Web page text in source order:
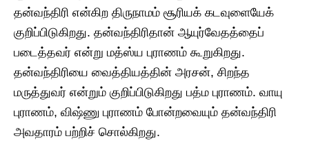
தன்வந்திரி என்கிற திருநாமம் சூரியக் கடவுளையேக்
குறிப்பிடுகிறது. தன்வந்திரிதான் ஆயுர்வேதத்தைப்
படைத்தவர் என்று மத்ஸ்ய புராணம் கூறுகிறது.
தன்வந்திரியை வைத்தியத்தின் அரசன், சிறந்த
மருத்துவர் என்றும் குறிப்பிடுகிறது பத்ம புராணம். வாயு
புராணம், விஷ்ணு புராணம் போன்றவையும் தன்வந்திரி
அவதாரம் பற்றிச் சொல்கிறது.